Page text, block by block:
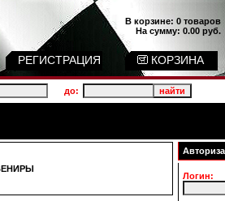
В корзине: 0 товаров
На сумму: 0.00 руб.
РЕГИСТРАЦИЯ КОРЗИНА
до:
Логин: